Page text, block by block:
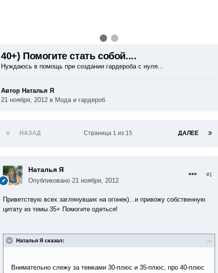
40+) Помогите стать собой....
Нуждаюсь в помощь при создании гардероба с нуля...
Автор Наталья Я
21 ноября, 2012 в Мода и гардероб
НАЗАД ДАЛЕЕ
Страница 1 из 15
Наталья Я
Опубликовано 21 ноября, 2012
#1
Приветствую всех заглянувших на огонек)...и привожу собственную
цитату из темы 35+ Помогите одеться!
Наталья Я сказал:
Внимательно слежу за темками 30-плюс и 35-плюс, про 40-плюс